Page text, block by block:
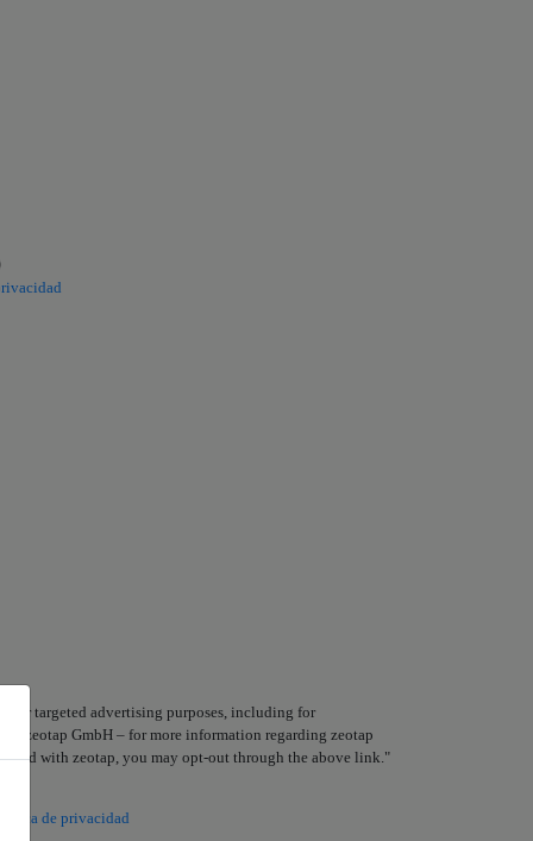
for targeted advertising purposes, including for
zeotap GmbH – for more information regarding zeotap
with zeotap, you may opt-out through the above link."
de privacidad